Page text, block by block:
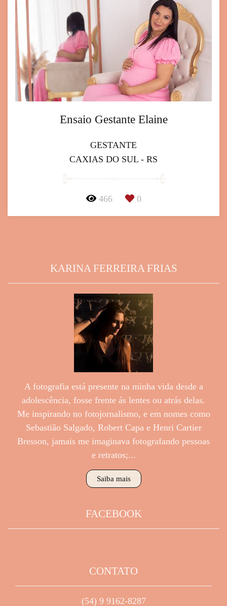
Ensaio Gestante Elaine
GESTANTE
CAXIAS DO SUL - RS
466 0
KARINA FERREIRA FRIAS
A fotografia está presente na minha vida desde a
adolescência, fosse frente ás lentes ou atrás delas.
Me inspirando no fotojornalismo, e em nomes como
Sebastião Salgado, Robert Capa e Henri Cartier
Bresson, jamais me imaginava fotografando pessoas
e retratos;...
Saiba mais
FACEBOOK
CONTATO
(54) 9 9162-8287